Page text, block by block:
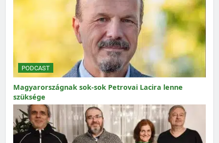
PODCAST
Magyarországnak sok-sok Petrovai Lacira lenne
szüksége